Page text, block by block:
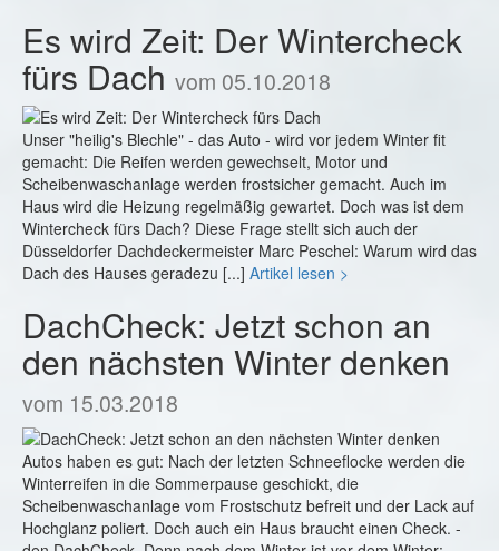
Es wird Zeit: Der Wintercheck
fürs Dach vom 05.10.2018
Unser "heilig's Blechle" - das Auto - wird vor jedem Winter fit
gemacht: Die Reifen werden gewechselt, Motor und
Scheibenwaschanlage werden frostsicher gemacht. Auch im
Haus wird die Heizung regelmäßig gewartet. Doch was ist dem
Wintercheck fürs Dach? Diese Frage stellt sich auch der
Düsseldorfer Dachdeckermeister Marc Peschel: Warum wird das
Dach des Hauses geradezu [...] Artikel lesen >
DachCheck: Jetzt schon an
den nächsten Winter denken
vom 15.03.2018
Autos haben es gut: Nach der letzten Schneeflocke werden die
Winterreifen in die Sommerpause geschickt, die
Scheibenwaschanlage vom Frostschutz befreit und der Lack auf
Hochglanz poliert. Doch auch ein Haus braucht einen Check. -